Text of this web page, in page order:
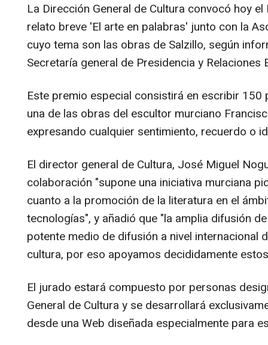
La Dirección General de Cultura convocó hoy
relato breve 'El arte en palabras' junto con la
cuyo tema son las obras de Salzillo, según
Secretaría general de Presidencia y Relaciones
Este premio especial consistirá en escribir 150
una de las obras del escultor murciano
expresando cualquier sentimiento, recuerdo o
El director general de Cultura, José Miguel
colaboración "supone una iniciativa murciana
cuanto a la promoción de la literatura en el
tecnologías", y añadió que "la amplia difusión
potente medio de difusión a nivel internacional
cultura, por eso apoyamos decididamente
El jurado estará compuesto por personas
General de Cultura y se desarrollará
desde una Web diseñada especialmente para